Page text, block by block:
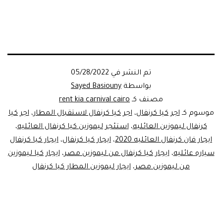
تم النشر في 05/28/2022
بواسطة Sayed Basiouny
مصنف كـ rent kia carnival cairo
موسوم كـاجر كيا كرنفال،اجر كيا كرنفال لاستقبال المطار،اجر كيا
كرنفال ليموزين العائليه،استئجر ليموزين كيا كرنفال العائليه،
ايجار فان كرنفال العائليه 2020
، ايجار كيا كرنفال، ايجار كيا كرنفال
سياره عائليه،ايجار كيا كرنفال من ليموزين مصر،ايجار كيا ليموزين
من ليموزين مصر، ايجار ليموزين المطار كيا كرنفال